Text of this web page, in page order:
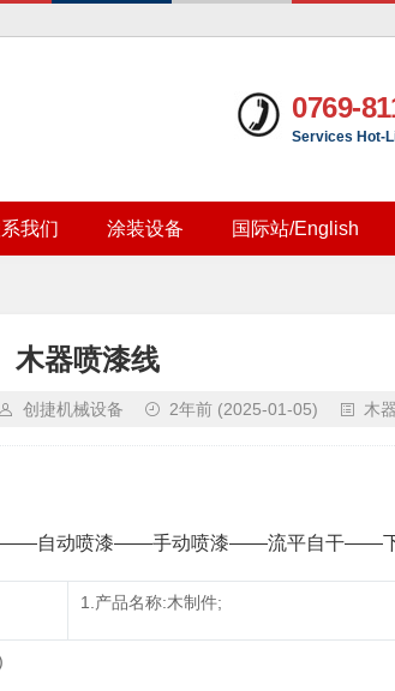
0769-
Services Hot-
我们 涂装设备 国际站/English
木器喷漆线
创捷机械设备 2年前 (2025-01-05) 木
自动喷漆——手动喷漆——流平自干——
1.产品名称:木制件;